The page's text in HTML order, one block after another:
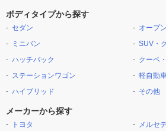
ボディタイプから探す
セダン
ミニバン
ハッチバック
ステーションワゴン
ハイブリッド
オープ
SUV・
クーペ
軽自動
その他
メーカーから探す
トヨタ
メルセ